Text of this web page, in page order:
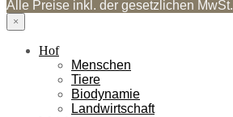
Alle Preise inkl. der gesetzlichen MwSt.
×
Hof
Menschen
Tiere
Biodynamie
Landwirtschaft